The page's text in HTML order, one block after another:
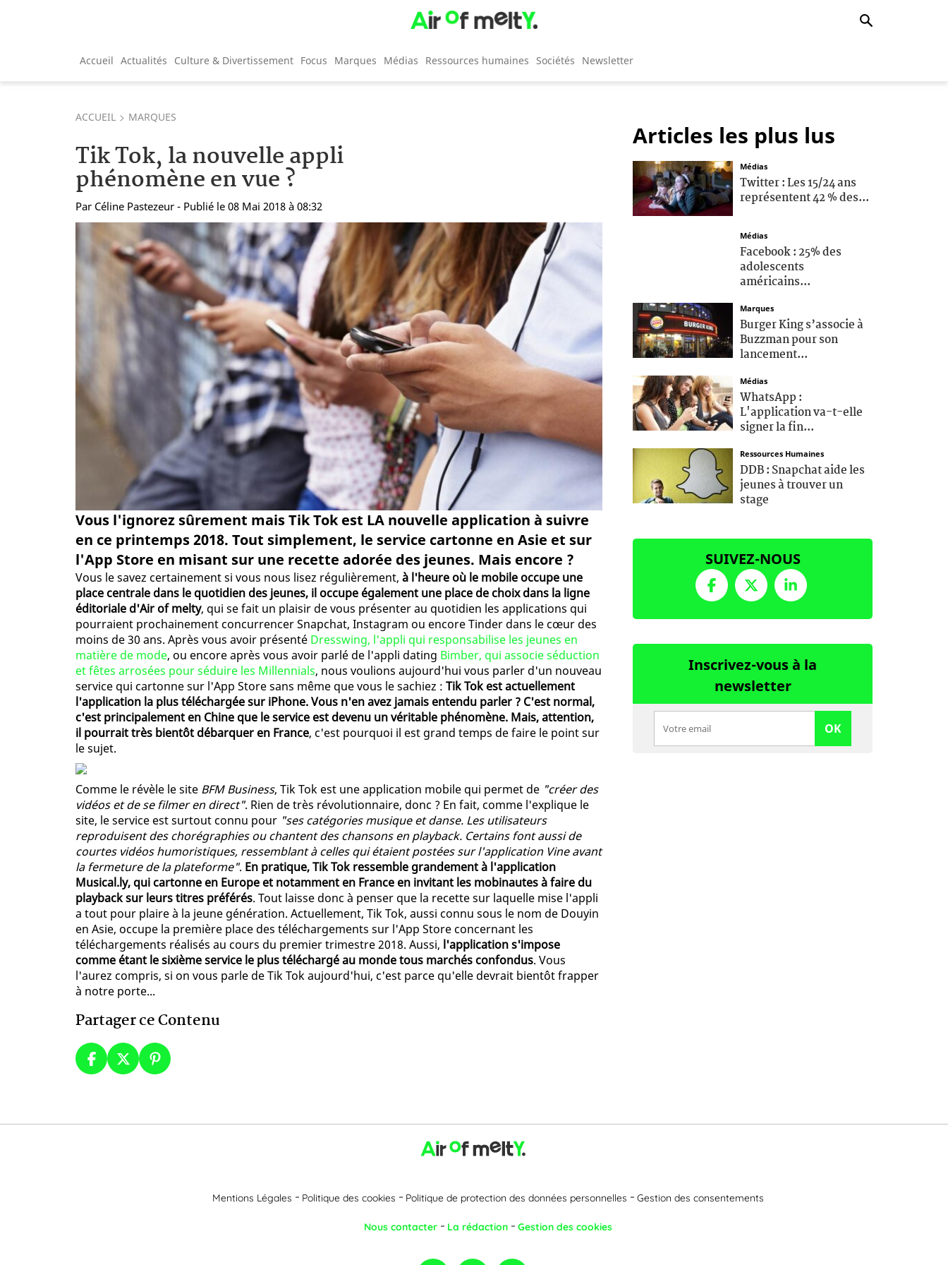
Accueil Actualités Culture & Divertissement Focus Marques Médias Ressources humaines Sociétés Newsletter
ACCUEIL MARQUES
Tik Tok, la nouvelle appli
phénomène en vue ?
Par Céline Pastezeur - Publié le 08 Mai 2018 à 08:32
Vous l'ignorez sûrement mais Tik Tok est LA nouvelle application à suivre
en ce printemps 2018. Tout simplement, le service cartonne en Asie et sur
l'App Store en misant sur une recette adorée des jeunes. Mais encore ?
Vous le savez certainement si vous nous lisez régulièrement, à l'heure où le mobile occupe une
place centrale dans le quotidien des jeunes, il occupe également une place de choix dans la ligne
éditoriale d'Air of melty, qui se fait un plaisir de vous présenter au quotidien les applications qui
pourraient prochainement concurrencer Snapchat, Instagram ou encore Tinder dans le cœur des
moins de 30 ans. Après vous avoir présenté Dresswing, l'appli qui responsabilise les jeunes en
matière de mode, ou encore après vous avoir parlé de l'appli dating Bimber, qui associe séduction
et fêtes arrosées pour séduire les Millennials, nous voulions aujourd'hui vous parler d'un nouveau
service qui cartonne sur l'App Store sans même que vous le sachiez : Tik Tok est actuellement
l'application la plus téléchargée sur iPhone. Vous n'en avez jamais entendu parler ? C'est normal,
c'est principalement en Chine que le service est devenu un véritable phénomène. Mais, attention,
il pourrait très bientôt débarquer en France, c'est pourquoi il est grand temps de faire le point sur
le sujet.
Comme le révèle le site BFM Business, Tik Tok est une application mobile qui permet de "créer des
vidéos et de se filmer en direct". Rien de très révolutionnaire, donc ? En fait, comme l'explique le
site, le service est surtout connu pour "ses catégories musique et danse. Les utilisateurs
reproduisent des chorégraphies ou chantent des chansons en playback. Certains font aussi de
courtes vidéos humoristiques, ressemblant à celles qui étaient postées sur l'application Vine avant
la fermeture de la plateforme". En pratique, Tik Tok ressemble grandement à l'application
Musical.ly, qui cartonne en Europe et notamment en France en invitant les mobinautes à faire du
playback sur leurs titres préférés. Tout laisse donc à penser que la recette sur laquelle mise l'appli
a tout pour plaire à la jeune génération. Actuellement, Tik Tok, aussi connu sous le nom de Douyin
en Asie, occupe la première place des téléchargements sur l'App Store concernant les
téléchargements réalisés au cours du premier trimestre 2018. Aussi, l'application s'impose
comme étant le sixième service le plus téléchargé au monde tous marchés confondus. Vous
l'aurez compris, si on vous parle de Tik Tok aujourd'hui, c'est parce qu'elle devrait bientôt frapper
à notre porte...
Partager ce Contenu
Articles les plus lus
Médias
Twitter : Les 15/24 ans
représentent 42 % des...
Médias
Facebook : 25% des
adolescents
américains...
Marques
Burger King s’associe à
Buzzman pour son
lancement...
Médias
WhatsApp :
L'application va-t-elle
signer la fin...
Ressources Humaines
DDB : Snapchat aide les
jeunes à trouver un
stage
SUIVEZ-NOUS
Inscrivez-vous à la
newsletter
OK
Mentions Légales Politique des cookies Politique de protection des données personnelles Gestion des consentements
Nous contacter La rédaction Gestion des cookies